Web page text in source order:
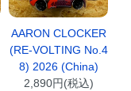
AARON CLOCKER
(RE-VOLTING No.4
8) 2026 (China)
2,890円(税込)